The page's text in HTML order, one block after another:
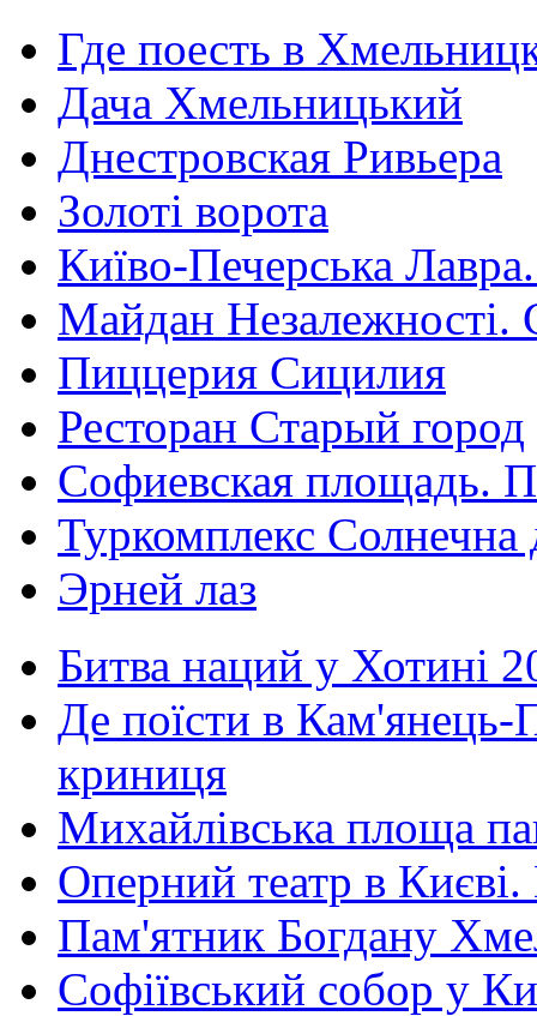
Где поесть в
Дача Хмельницький
Днестровская Ривьера
Золоті ворота
Київо-Печерська
Майдан Незалежності.
Пиццерия Сицилия
Ресторан Старый город
Софиевская площадь.
Туркомплекс Солнечна
Эрней лаз
Битва наций у Хотині
Де поїсти в Кам'янець-
криниця
Михайлівська площа
Оперний театр в
Пам'ятник Богдану
Софіївський собор у